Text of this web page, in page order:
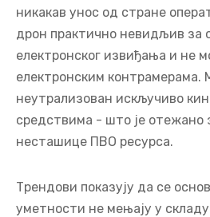
никакав унос од стране
дрон практично невидљив за
електронског извиђања и не
електронским контрамерама.
неутрализован искључиво
средствима - што је отежано
несташице ПВО ресурса.
Трендови показују да се
уметности не мењају у